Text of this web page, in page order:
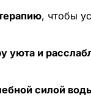
, чтобы
уюта и
силой